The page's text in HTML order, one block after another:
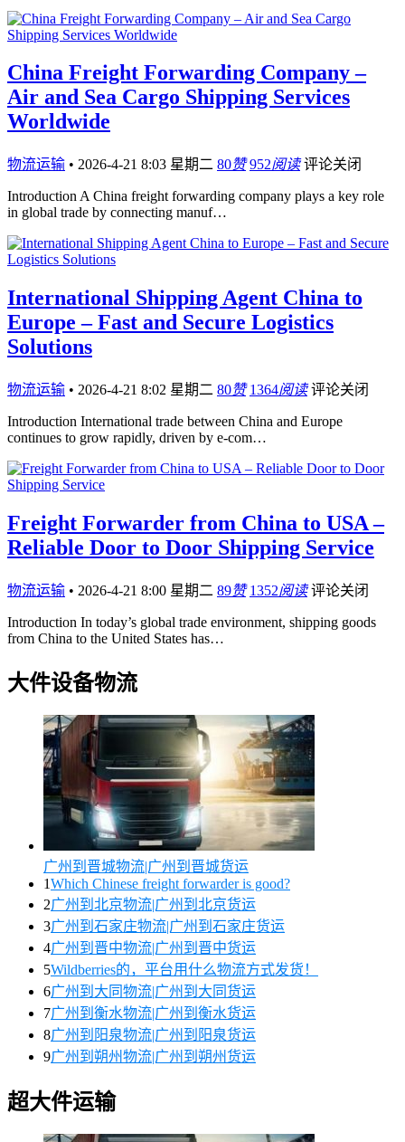
China Freight Forwarding Company –
Air and Sea Cargo Shipping Services
Worldwide
物流运输 • 2026-4-21 8:03 星期二 80赞 952阅读 评论关闭
Introduction A China freight forwarding company plays a key role
in global trade by connecting manuf…
International Shipping Agent China to
Europe – Fast and Secure Logistics
Solutions
物流运输 • 2026-4-21 8:02 星期二 80赞 1364阅读 评论关闭
Introduction International trade between China and Europe
continues to grow rapidly, driven by e-com…
Freight Forwarder from China to USA –
Reliable Door to Door Shipping Service
物流运输 • 2026-4-21 8:00 星期二 89赞 1352阅读 评论关闭
Introduction In today’s global trade environment, shipping goods
from China to the United States has…
大件设备物流
广州到晋城物流|广州到晋城货运
1Which Chinese freight forwarder is good?
2广州到北京物流|广州到北京货运
3广州到石家庄物流|广州到石家庄货运
4广州到晋中物流|广州到晋中货运
5Wildberries的，平台用什么物流方式发货！
6广州到大同物流|广州到大同货运
7广州到衡水物流|广州到衡水货运
8广州到阳泉物流|广州到阳泉货运
9广州到朔州物流|广州到朔州货运
超大件运输